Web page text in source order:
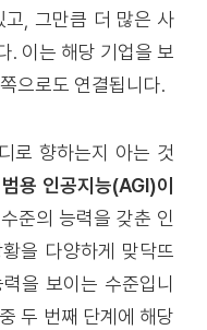
고, 그만큼 더 많은 사
. 이는 해당 기업을 보
으로도 연결됩니다.
로 향하는지 아는 것
용 인공지능(AGI)이
준의 능력을 갖춘 인
을 다양하게 맞닥뜨
을 보이는 수준입니
두 번째 단계에 해당